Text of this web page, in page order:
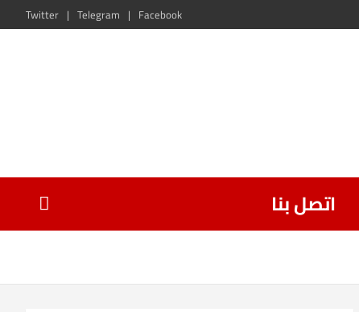
Facebook
Telegram
Twitter
اتصل بنا